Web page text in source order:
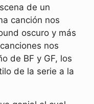
de un
canción nos
oscuro y más
nos
de BF y GF, los
de la serie a la